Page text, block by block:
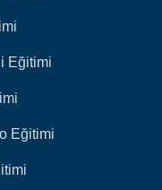
Eğitimi
Eğitimi